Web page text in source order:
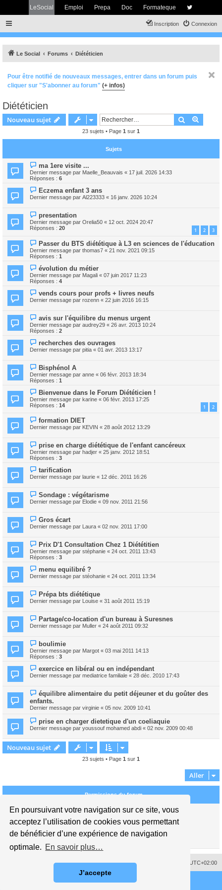
En poursuivant votre navigation sur ce site, vous
acceptez l’utilisation de cookies vous permettant
de bénéficier d’une expérience de navigation
optimale. En savoir plus…
J’accepte
LeSocial Emploi Prepa Doc Formateque
Connexion
Inscription
Le Social Forums Diététicien
Pour être notifié de nouveaux messages, entrer dans un forum puis
cliquer sur "S'abonner au forum" (+ infos)
Diététicien
Nouveau sujet Rechercher
23 sujets • Page 1 sur 1
Sujets
ma 1ere visite ...
Dernier message par Maelle_Beauvais « 17 juil. 2026 14:33
Réponses : 6
Eczema enfant 3 ans
Dernier message par Al223333 « 16 janv. 2026 10:24
presentation
Dernier message par Orelia50 « 12 oct. 2024 20:47
Réponses : 20 1 2 3
Passer du BTS diététique à L3 en sciences de l'éducation
Dernier message par thomas7 « 21 nov. 2021 09:15
Réponses : 1
évolution du métier
Dernier message par Magali « 07 juin 2017 11:23
Réponses : 4
vends cours pour profs + livres neufs
Dernier message par rozenn « 22 juin 2016 16:15
avis sur l'équilibre du menus urgent
Dernier message par audrey29 « 26 avr. 2013 10:24
Réponses : 2
recherches des ouvrages
Dernier message par pitia « 01 avr. 2013 13:17
Bisphénol A
Dernier message par anne « 06 févr. 2013 18:34
Réponses : 1
Bienvenue dans le Forum Diététicien !
Dernier message par karine « 06 févr. 2013 17:25
Réponses : 14 1 2
formation DIET
Dernier message par KEVIN « 28 août 2012 13:29
prise en charge diététique de l'enfant cancéreux
Dernier message par hadjer « 25 janv. 2012 18:51
Réponses : 3
tarification
Dernier message par laurie « 12 déc. 2011 16:26
Sondage : végétarisme
Dernier message par Elodie « 09 nov. 2011 21:56
Gros écart
Dernier message par Laura « 02 nov. 2011 17:00
Prix D'1 Consultation Chez 1 Diététitien
Dernier message par stéphanie « 24 oct. 2011 13:43
Réponses : 3
menu equilibré ?
Dernier message par stéohanie « 24 oct. 2011 13:34
Prépa bts diététique
Dernier message par Louise « 31 août 2011 15:19
Partage/co-location d'un bureau à Suresnes
Dernier message par Muller « 24 août 2011 09:32
boulimie
Dernier message par Margot « 03 mai 2011 14:13
Réponses : 3
exercice en libéral ou en indépendant
Dernier message par mediatrice familiale « 28 déc. 2010 17:43
équilibre alimentaire du petit déjeuner et du goûter des
enfants.
Dernier message par virginie « 05 nov. 2009 10:41
prise en charger dietetique d'un coeliaquie
Dernier message par youssouf mohamed abdi « 02 nov. 2009 00:48
Nouveau sujet
23 sujets • Page 1 sur 1
Aller
Permissions du forum
Vous ne pouvez pas publier de nouveaux sujets dans ce forum
Vousne pouvez pasrépondre aux sujets dans ce forum
Vousne pouvez pasmodifier vos messages dans ce forum
Vous ne pouvez passupprimer vos messages dans ce forum
UTC+02:00
Supprimer les cookies